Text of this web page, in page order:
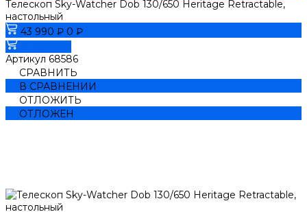
Телескоп Sky-Watcher Dob 130/650 Heritage Retractable,
настольный
43 990 ₽ 0 ₽
Артикул 68586
СРАВНИТЬ
В СРАВНЕНИИ
ОТЛОЖИТЬ
ОТЛОЖЕН